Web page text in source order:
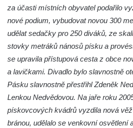
hřbitově v Lužci nad Vltavou
Hrob rodiny Tichých a Dvořákových
hřbitově v Lužci nad Vltavou
Hrob rodiny Grosmanovy na hřbitově
Lužci nad Vltavou
Hrob rodiny Pokorných z Vraňan na
hřbitově v Lužci nad Vltavou
Hrob Karla Krále a Františka Kramaty
hřbitově v Lužci nad Vltavou
za účasti místních obyvatel podařilo
nové podium, vybudovat novou 300
udělat sedačky pro 250 diváků, ze
stovky metráků nánosů písku a
se upravila přístupová cesta z obce
a lavičkami. Divadlo bylo slavnostně
Pásku slavnostně přestřihl Zdeněk
Lenkou Nedvědovou. Na jaře roku
pískovcových kvádrů vyzdila nová
bránou, udělalo se venkovní osvětlení